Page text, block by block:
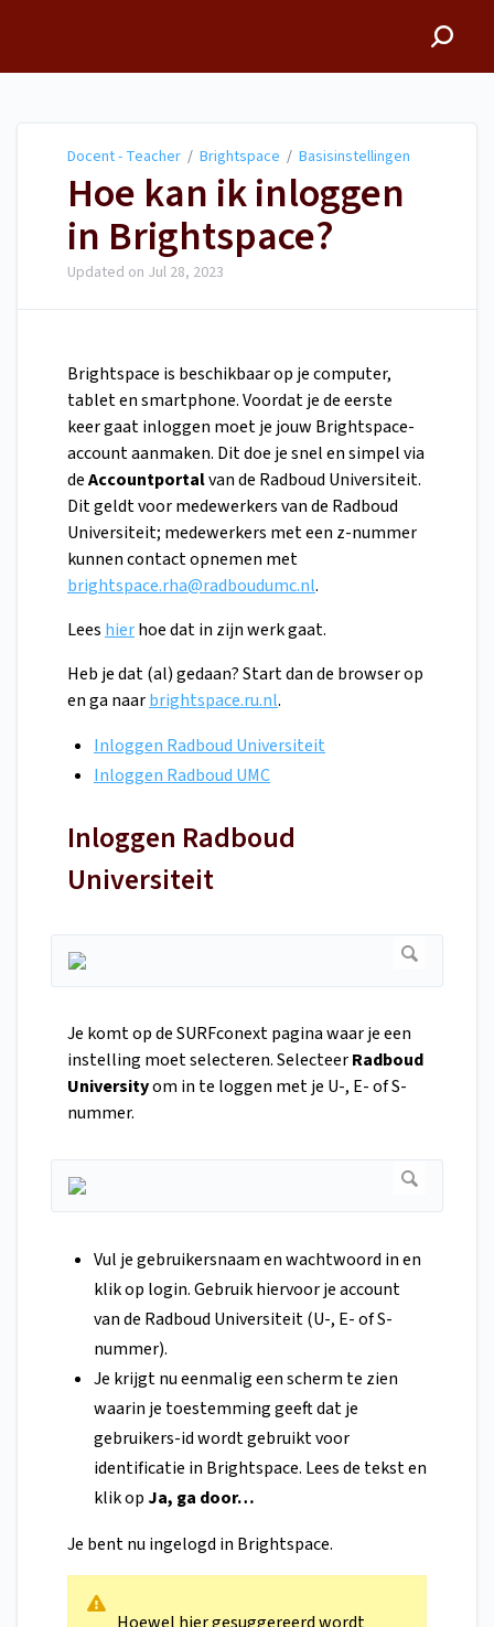
Docent - Teacher / Brightspace / Basisinstellingen
Hoe kan ik inloggen
in Brightspace?
Updated on Jul 28, 2023
Brightspace is beschikbaar op je computer,
tablet en smartphone. Voordat je de eerste
keer gaat inloggen moet je jouw Brightspace-
account aanmaken. Dit doe je snel en simpel via
deAccountportalvan de Radboud Universiteit.
Dit geldt voor medewerkers van de Radboud
Universiteit; medewerkers met een z-nummer
kunnen contact opnemen met
brightspace.rha@radboudumc.nl.
Lees hierhoe dat in zijn werk gaat.
Heb je dat (al) gedaan? Start dan de browser op
en ga naarbrightspace.ru.nl.
Inloggen Radboud Universiteit
Inloggen Radboud UMC
Inloggen Radboud
Universiteit
Je komt op de SURFconext pagina waar je een
instelling moet selecteren. SelecteerRadboud
Universityom in te loggen met je U-, E- of S-
nummer.
Vul je gebruikersnaam en wachtwoord in en
klik op login. Gebruik hiervoor je account
van de Radboud Universiteit (U-, E- of S-
nummer).
Je krijgt nu eenmalig een scherm te zien
waarin je toestemming geeft dat je
gebruikers-id wordt gebruikt voor
identificatie in Brightspace. Lees de tekst en
klik opJa, ga door…
Je bent nu ingelogd in Brightspace.